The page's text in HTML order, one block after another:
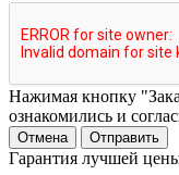
Нажимая кнопку
ознакомились и
Отмена Отправить
Гарантия лучшей